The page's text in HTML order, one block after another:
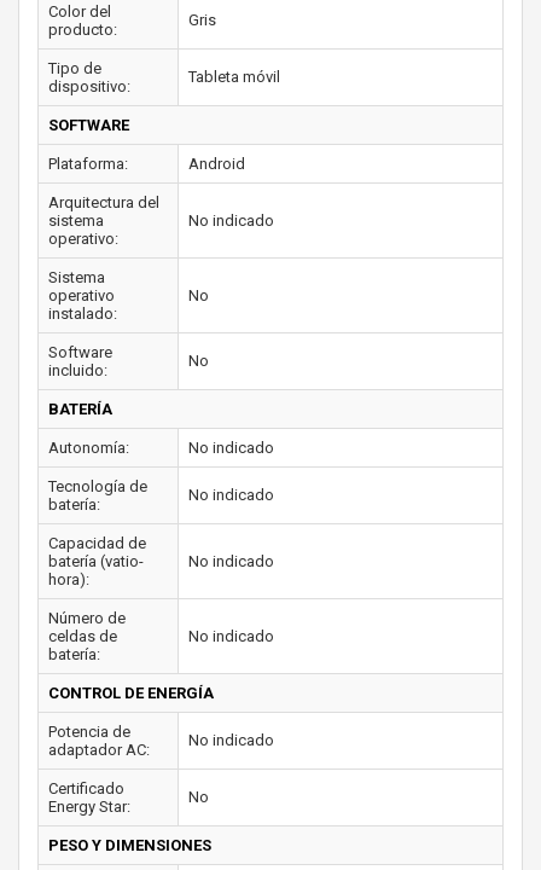
Color del
producto:
Gris
Tipo de
dispositivo:
Tableta móvil
SOFTWARE
Plataforma: Android
Arquitectura del
sistema
operativo:
No indicado
Sistema
operativo
instalado:
No
Software
incluido:
No
BATERÍA
Autonomía: No indicado
Tecnología de
batería:
No indicado
Capacidad de
batería (vatio-
hora):
No indicado
Número de
celdas de
batería:
No indicado
CONTROL DE ENERGÍA
Potencia de
adaptador AC:
No indicado
Certificado
Energy Star:
No
PESO Y DIMENSIONES